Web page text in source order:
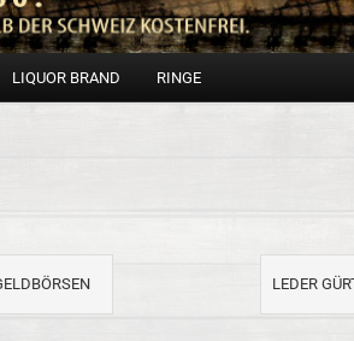
LIQUOR BRAND RINGE
LEDER